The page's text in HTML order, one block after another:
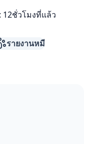
12ชั่วโมงที่แล้ว
รายงานหมี